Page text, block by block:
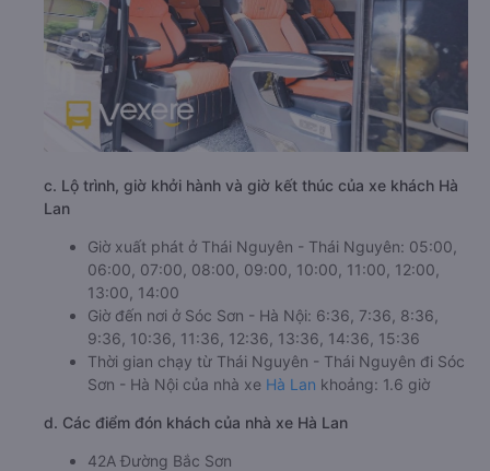
c. Lộ trình, giờ khởi hành và giờ kết thúc của xe khách Hà
Lan
Giờ xuất phát ở Thái Nguyên - Thái Nguyên: 05:00,
06:00, 07:00, 08:00, 09:00, 10:00, 11:00, 12:00,
13:00, 14:00
Giờ đến nơi ở Sóc Sơn - Hà Nội: 6:36, 7:36, 8:36,
9:36, 10:36, 11:36, 12:36, 13:36, 14:36, 15:36
Thời gian chạy từ Thái Nguyên - Thái Nguyên đi Sóc
Sơn - Hà Nội của nhà xe Hà Lan khoảng: 1.6 giờ
d. Các điểm đón khách của nhà xe Hà Lan
42A Đường Bắc Sơn